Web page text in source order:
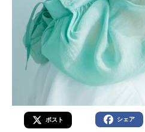
ポスト シェア